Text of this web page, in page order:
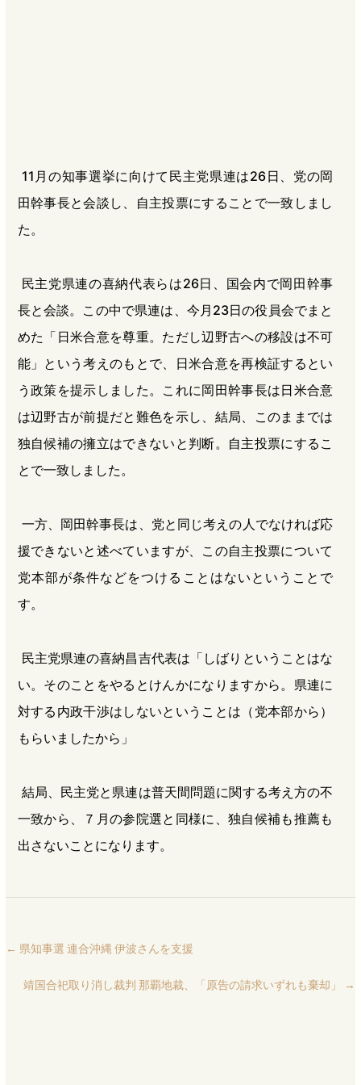
11月の知事選挙に向けて民主党県連は26日、党の岡
田幹事長と会談し、自主投票にすることで一致しまし
た。
民主党県連の喜納代表らは26日、国会内で岡田幹事
長と会談。この中で県連は、今月23日の役員会でまと
めた「日米合意を尊重。ただし辺野古への移設は不可
能」という考えのもとで、日米合意を再検証するとい
う政策を提示しました。これに岡田幹事長は日米合意
は辺野古が前提だと難色を示し、結局、このままでは
独自候補の擁立はできないと判断。自主投票にするこ
とで一致しました。
一方、岡田幹事長は、党と同じ考えの人でなければ応
援できないと述べていますが、この自主投票について
党本部が条件などをつけることはないということで
す。
民主党県連の喜納昌吉代表は「しばりということはな
い。そのことをやるとけんかになりますから。県連に
対する内政干渉はしないということは（党本部から）
もらいましたから」
結局、民主党と県連は普天間問題に関する考え方の不
一致から、７月の参院選と同様に、独自候補も推薦も
出さないことになります。
← 県知事選 連合沖縄 伊波さんを支援
靖国合祀取り消し裁判 那覇地裁、「原告の請求いずれも棄却」 →